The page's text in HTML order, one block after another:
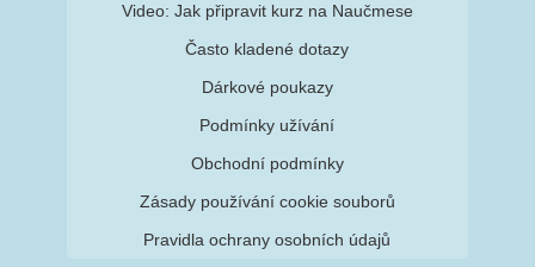
Video: Jak připravit kurz na Naučmese
Často kladené dotazy
Dárkové poukazy
Podmínky užívání
Obchodní podmínky
Zásady používání cookie souborů
Pravidla ochrany osobních údajů